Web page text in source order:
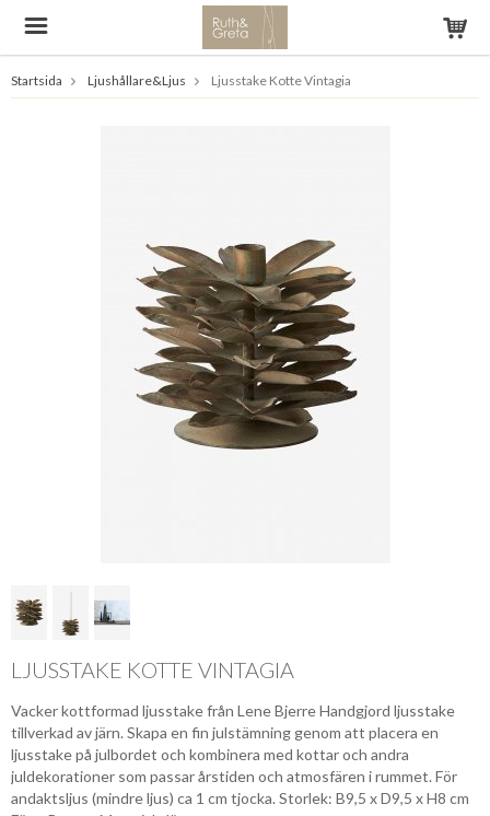
Startsida Ljushållare&Ljus Ljusstake Kotte Vintagia
LJUSSTAKE KOTTE VINTAGIA
Vacker kottformad ljusstake från Lene Bjerre Handgjord ljusstake
tillverkad av järn. Skapa en fin julstämning genom att placera en
ljusstake på julbordet och kombinera med kottar och andra
juldekorationer som passar årstiden och atmosfären i rummet. För
andaktsljus (mindre ljus) ca 1 cm tjocka. Storlek: B9,5 x D9,5 x H8 cm